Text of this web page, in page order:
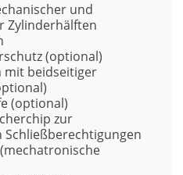
und
Zylinderhälften
(optional)
beidseitiger
(optional)
zur
Schließberechtigungen